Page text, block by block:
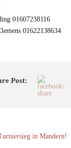
01607238116
01622138634
Post:
in Mandern!